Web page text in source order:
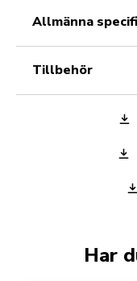
allmänna
tillbehör
Har